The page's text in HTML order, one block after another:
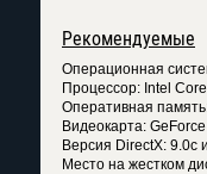
Рекомендуемые
Операционная
Процессор: Intel
Оперативная
Видеокарта:
Версия DirectX: 9.0c
Место на жестком